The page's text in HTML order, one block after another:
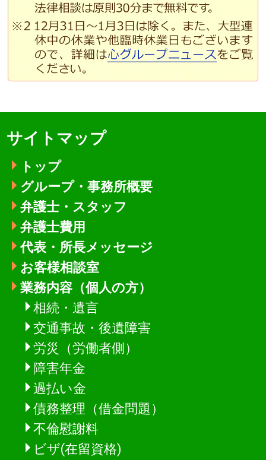
サイトマップ
トップ
グループ・事務所概要
弁護士・スタッフ
弁護士費用
代表・所長メッセージ
お客様相談室
業務内容（個人の方）
相続・遺言
交通事故・後遺障害
労災（労働者側）
障害年金
過払い金
債務整理（借金問題）
不倫慰謝料
ビザ(在留資格)